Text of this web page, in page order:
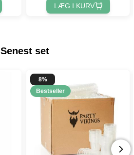
LÆG I KURV
Senest set
8%
Bestseller